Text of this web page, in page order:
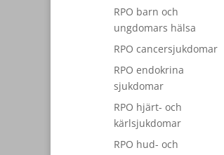
RPO barn och
ungdomars hälsa
RPO cancersjukdomar
RPO endokrina
sjukdomar
RPO hjärt- och
kärlsjukdomar
RPO hud- och